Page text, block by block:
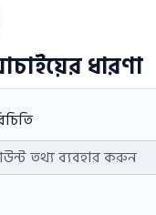
ধারণা